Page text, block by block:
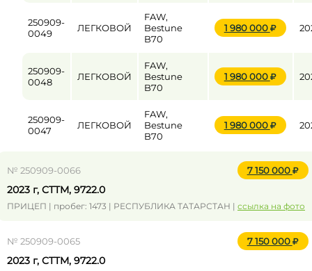
250909-
0049
ЛЕГКОВОЙ
FAW,
Bestune
B70
1 980 000
250909-
0048
ЛЕГКОВОЙ
FAW,
Bestune
B70
1 980 000
250909-
0047
ЛЕГКОВОЙ
FAW,
Bestune
B70
1 980 000
№ 250909-0066 7 150 000
2023 г, CTTM, 9722.0
ПРИЦЕП | пробег: 1473 | РЕСПУБЛИКА ТАТАРСТАН | ссылка на фото
№ 250909-0065 7 150 000
2023 г, CTTM, 9722.0